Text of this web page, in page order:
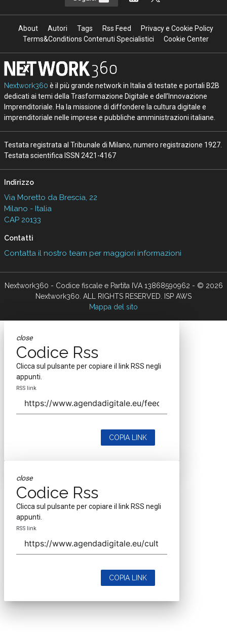
About Autori Tags Rss Feed
Privacy e Cookie Policy
Terms&Conditions Contenuti Specialistici
Cookie Center
Nextwork360 è il più grande network in Italia di testate e portali B2B
dedicati ai temi della Trasformazione Digitale e dell’Innovazione
Imprenditoriale. Ha la missione di diffondere la cultura digitale e
imprenditoriale nelle imprese e pubbliche amministrazioni italiane.
Testata registrata al Tribunale di Milano, numero registrazione 1927.
Testata scientifica ISSN 2421-4167
Indirizzo
Via Moretto da Brescia, 22
Milano - Italia
CAP 20133
Contatti
Contatta il nostro team per maggiori informazioni
Nextwork360 - Codice fiscale e Partita IVA 13868590962 - © 2026
Nextwork360. ALL RIGHTS RESERVED. ISP AWS
Mappa del sito
close
Codice Rss
Clicca sul pulsante per copiare il link RSS negli
appunti.
RSS link
COPIA LINK
close
Codice Rss
Clicca sul pulsante per copiare il link RSS negli
appunti.
RSS link
COPIA LINK